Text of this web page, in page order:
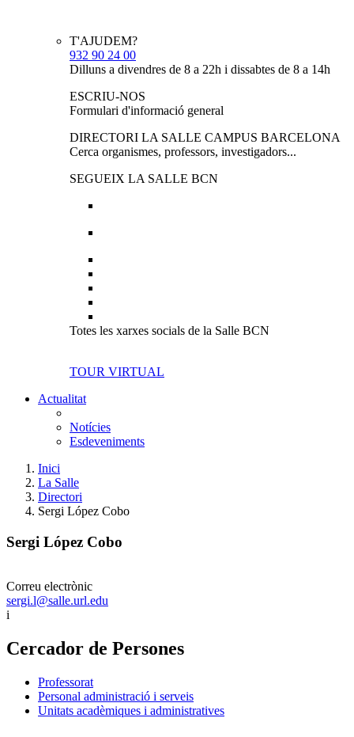
T'AJUDEM?
932 90 24 00
Dilluns a divendres de 8 a 22h i dissabtes de 8 a 14h
ESCRIU-NOS
Formulari d'informació general
DIRECTORI LA SALLE CAMPUS BARCELONA
Cerca organismes, professors, investigadors...
SEGUEIX LA SALLE BCN
Totes les xarxes socials de la Salle BCN
TOUR VIRTUAL
Actualitat
Notícies
Esdeveniments
Inici
La Salle
Directori
Sergi López Cobo
Sergi López Cobo
Correu electrònic
sergi.l@salle.url.edu
i
Cercador de Persones
Professorat
Personal administració i serveis
Unitats acadèmiques i administratives